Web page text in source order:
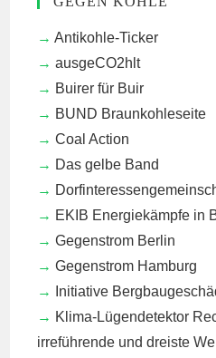
Antikohle-Ticker
ausgeCO2hlt
Buirer für Buir
BUND Braunkohleseite
Coal Action
Das gelbe Band
EKIB Energiekämpfe in
Gegenstrom Berlin
Gegenstrom Hamburg
Initiative
Klima-Lügendetektor
irreführende und dreiste